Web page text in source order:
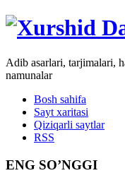
Adib asarlari, tarjimalari,
namunalar
Bosh sahifa
Sayt xaritasi
Qiziqarli saytlar
RSS
ENG SO’NGGI